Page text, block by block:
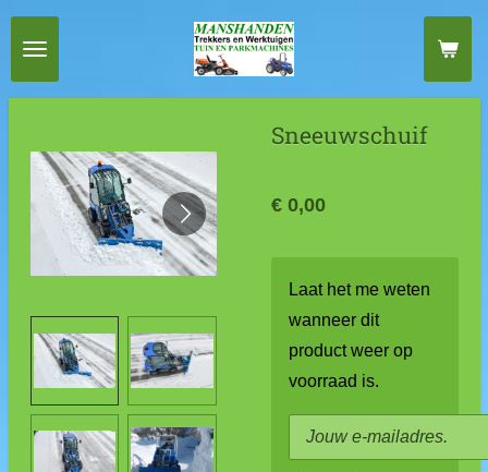
Ga
direct
naar
Sneeuwschuif
€ 0,00
Laat het me weten
wanneer dit
product weer op
voorraad is.